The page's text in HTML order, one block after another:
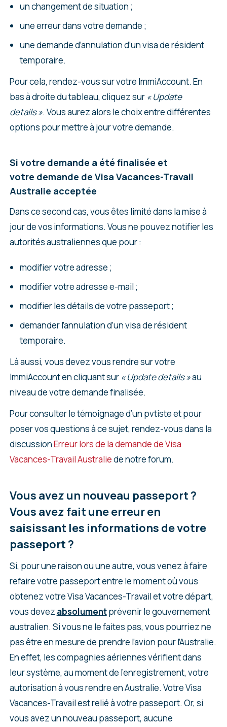
un changement de situation ;
une erreur dans votre demande ;
une demande d’annulation d’un visa de résident
temporaire.
Pour cela, rendez-vous sur votre ImmiAccount. En
bas à droite du tableau, cliquez sur « Update
details ». Vous aurez alors le choix entre différentes
options pour mettre à jour votre demande.
Si votre demande a été finalisée et
votre demande de Visa Vacances-Travail
Australie acceptée
Dans ce second cas, vous êtes limité dans la mise à
jour de vos informations. Vous ne pouvez notifier les
autorités australiennes que pour :
modifier votre adresse ;
modifier votre adresse e-mail ;
modifier les détails de votre passeport ;
demander l’annulation d’un visa de résident
temporaire.
Là aussi, vous devez vous rendre sur votre
ImmiAccount en cliquant sur « Update details »au
niveau de votre demande finalisée.
Pour consulter le témoignage d’un pvtiste et pour
poser vos questions à ce sujet, rendez-vous dans la
discussionErreur lors de la demande de Visa
Vacances-Travail Australiede notre forum.
Vous avez un nouveau passeport ?
Vous avez fait une erreur en
saisissant les informations de votre
passeport ?
Si, pour une raison ou une autre, vous venez à faire
refaire votre passeport entre le moment où vous
obtenez votre Visa Vacances-Travail et votre départ,
vous devez absolumentprévenir le gouvernement
australien. Si vous ne le faites pas, vous pourriez ne
pas être en mesure de prendre l’avion pour l’Australie.
En effet, les compagnies aériennes vérifient dans
leur système, au moment de l’enregistrement, votre
autorisation à vous rendre en Australie. Votre Visa
Vacances-Travail est relié à votre passeport. Or, si
vous avez un nouveau passeport, aucune